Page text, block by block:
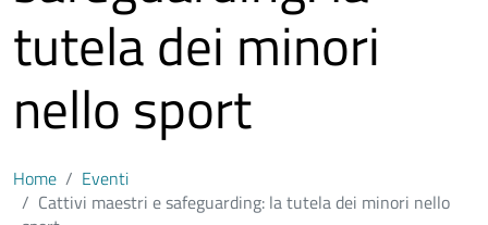
tutela dei minori
nello sport
Home
Eventi
Cattivi maestri e safeguarding: la tutela dei minori nello